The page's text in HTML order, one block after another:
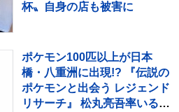
杯〟自身の店も被害に
ポケモン100匹以上が日本
橋・八重洲に出現!? 『伝説の
ポケモンと出会う レジェンド
リサーチ』 松丸亮吾率いる